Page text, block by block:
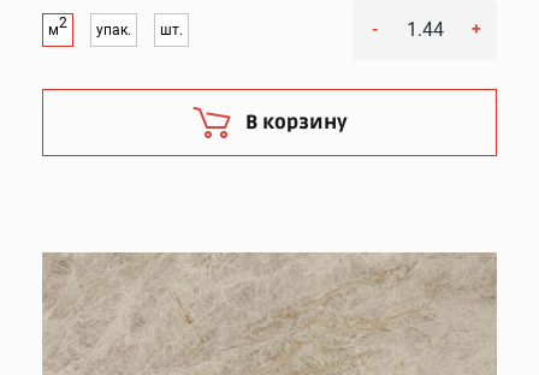
м2 упак. шт. - +
В корзину